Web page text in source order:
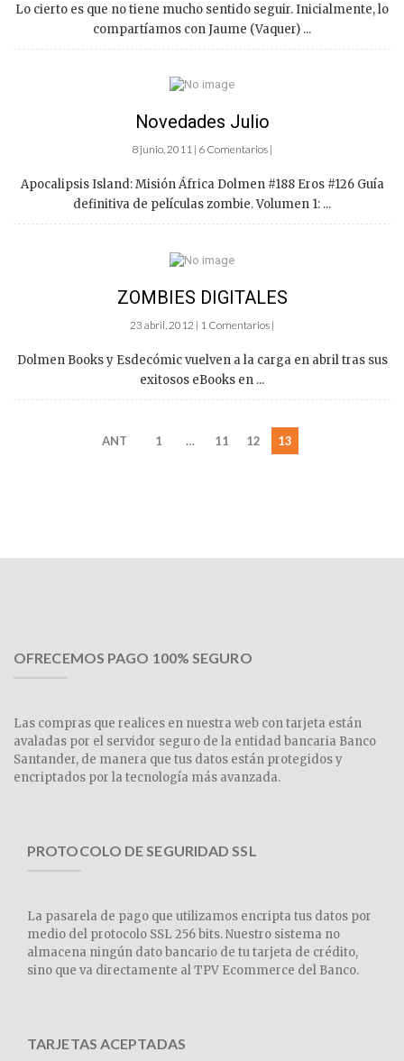
Lo cierto es que no tiene mucho sentido seguir. Inicialmente, lo
compartíamos con Jaume (Vaquer) ...
Novedades Julio
8 junio, 2011 | 6 Comentarios |
Apocalipsis Island: Misión África Dolmen #188 Eros #126 Guía
definitiva de películas zombie. Volumen 1: ...
ZOMBIES DIGITALES
23 abril, 2012 | 1 Comentarios |
Dolmen Books y Esdecómic vuelven a la carga en abril tras sus
exitosos eBooks en ...
ANT 1 … 11 12 13
OFRECEMOS PAGO 100% SEGURO
Las compras que realices en nuestra web con tarjeta están
avaladas por el servidor seguro de la entidad bancaria Banco
Santander, de manera que tus datos están protegidos y
encriptados por la tecnología más avanzada.
PROTOCOLO DE SEGURIDAD SSL
La pasarela de pago que utilizamos encripta tus datos por
medio del protocolo SSL 256 bits. Nuestro sistema no
almacena ningún dato bancario de tu tarjeta de crédito,
sino que va directamente al TPV Ecommerce del Banco.
TARJETAS ACEPTADAS